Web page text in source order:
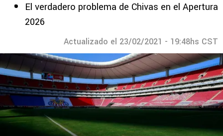
El verdadero problema de Chivas en el Apertura
2026
Actualizado el 23/02/2021 - 19:48hs CST